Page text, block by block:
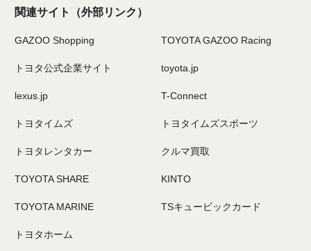
関連サイト （外部リンク）
GAZOO Shopping TOYOTA GAZOO Racing
トヨタ公式企業サイト toyota.jp
lexus.jp T-Connect
トヨタイムズ トヨタイムズスポーツ
トヨタレンタカー クルマ買取
TOYOTA SHARE KINTO
TOYOTA MARINE TSキュービックカード
トヨタホーム